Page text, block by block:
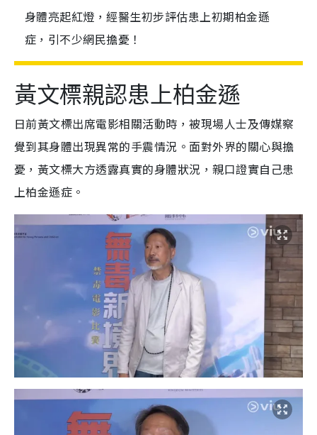
身體亮起紅燈，經醫生初步評估患上初期柏金遜
症，引不少網民擔憂！
黃文標親認患上柏金遜
日前黃文標出席電影相關活動時，被現場人士及傳媒察
覺到其身體出現異常的手震情況。面對外界的關心與擔
憂，黃文標大方透露真實的身體狀況，親口證實自己患
上柏金遜症。